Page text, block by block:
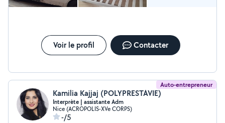
Voir le profil Contacter
Auto-entrepreneur
Kamilia Kajjaj (POLYPRESTAVIE)
Interprète | assistante Adm
Nice (ACROPOLIS-XVe CORPS)
-/5